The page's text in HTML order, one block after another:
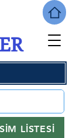
LİSTESİ